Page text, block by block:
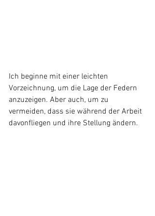
Ich beginne mit einer leichten
Vorzeichnung, um die Lage der Federn
anzuzeigen. Aber auch, um zu
vermeiden, dass sie während der Arbeit
davonfliegen und ihre Stellung ändern.